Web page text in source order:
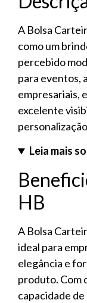
A Bolsa
como um
percebido
para eventos,
empresariais,
excelente
Leia mais
HB
A Bolsa
ideal para
elegância e
produto. Com
capacidade